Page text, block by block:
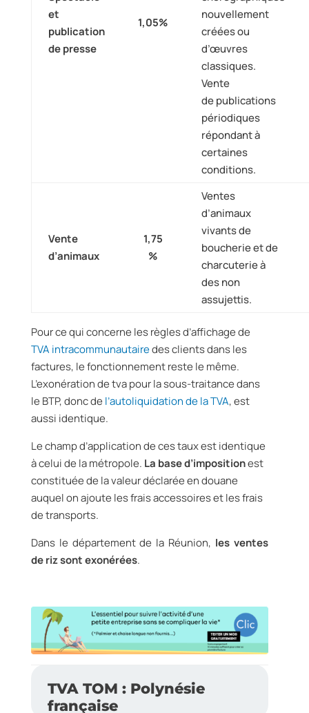
et
publication
de presse
1,05%
nouvellement
créées ou
d’œuvres
classiques.
Vente
de publications
périodiques
répondant à
certaines
conditions.
Vente
d’animaux
1,75
%
Ventes
d’animaux
vivants de
boucherie et de
charcuterie à
des non
assujettis.
Pour ce qui concerne les règles d’affichage de
TVA intracommunautairedes clients dans les
factures, le fonctionnement reste le même.
L’exonération de tva pour la sous-traitance dans
le BTP, donc de l’autoliquidation de la TVA, est
aussi identique.
Le champ d’application de ces taux est identique
à celui de la métropole. La base d’impositionest
constituée de la valeur déclarée en douane
auquel on ajoute les frais accessoires et les frais
de transports.
Dans le département de la Réunion, les ventes
de riz sont exonérées.
TVA TOM : Polynésie
française